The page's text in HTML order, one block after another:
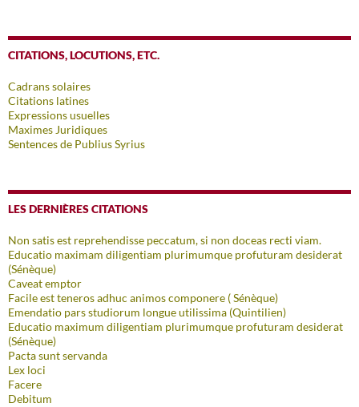
CITATIONS, LOCUTIONS, ETC.
Cadrans solaires
Citations latines
Expressions usuelles
Maximes Juridiques
Sentences de Publius Syrius
LES DERNIÈRES CITATIONS
Non satis est reprehendisse peccatum, si non doceas recti viam.
Educatio maximam diligentiam plurimumque profuturam desiderat
(Sénèque)
Caveat emptor
Facile est teneros adhuc animos componere ( Sénèque)
Emendatio pars studiorum longue utilissima (Quintilien)
Educatio maximum diligentiam plurimumque profuturam desiderat
(Sénèque)
Pacta sunt servanda
Lex loci
Facere
Debitum